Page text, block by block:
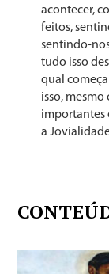
acontecer,
feitos,
sentindo-
tudo isso
qual
isso, mesmo
importantes
a